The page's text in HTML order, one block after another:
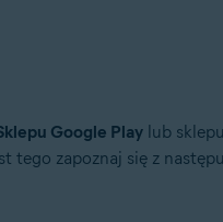
Google Playlub sklepu
tego zapoznaj się z